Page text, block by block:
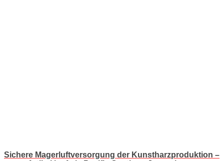
Sichere Magerluftversorgung der Kunstharzproduktion –